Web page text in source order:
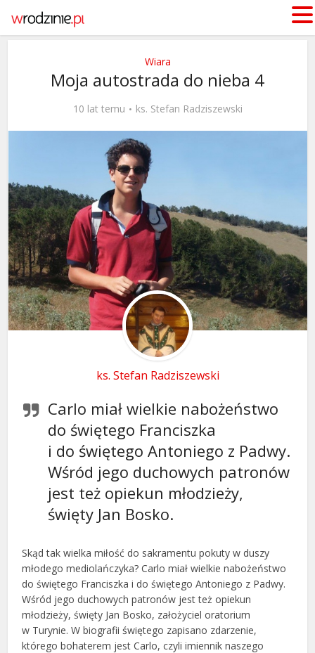
Wiara
Moja autostrada do nieba 4
10 lat temu ks. Stefan Radziszewski
ks. Stefan Radziszewski
Carlo miał wielkie nabożeństwo
do świętego Franciszka
i do świętego Antoniego z Padwy.
Wśród jego duchowych patronów
jest też opiekun młodzieży,
święty Jan Bosko.
Skąd tak wielka miłość do sakramentu pokuty w duszy
młodego mediolańczyka? Carlo miał wielkie nabożeństwo
do świętego Franciszka i do świętego Antoniego z Padwy.
Wśród jego duchowych patronów jest też opiekun
młodzieży, święty Jan Bosko, założyciel oratorium
w Turynie. W biografii świętego zapisano zdarzenie,
którego bohaterem jest Carlo, czyli imiennik naszego